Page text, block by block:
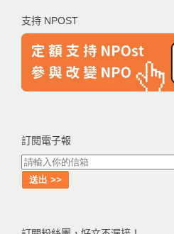
字:
支持 NPOST
訂閱電子報